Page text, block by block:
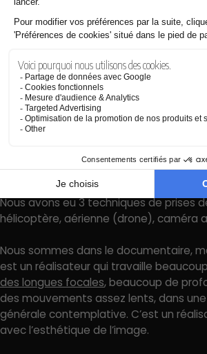
Arnaud Guérin et Michael Pitot sont à
Arnaud Guérin est géologue mais ça
référent scientifique du projet. Il a
durant toute la construction du film. Le
moins duré un an (suivant les saisons
esthétique et des contraintes
les tournages étrangers se faisaient
des tournages en France).
moyens et techniques utilisés
aériennes, 3D, FX, incrustations…) ?
Nous avons eu 3 techniques de prises
hélicoptère, aérienne (drone), caméra
Nous sommes dans le documentaire,
est un réalisateur qui travaille
des longues focales, beaucoup de
des mouvements assez lents, dans
générale contemplative. C’est un
avec l’esthétique de l’image.